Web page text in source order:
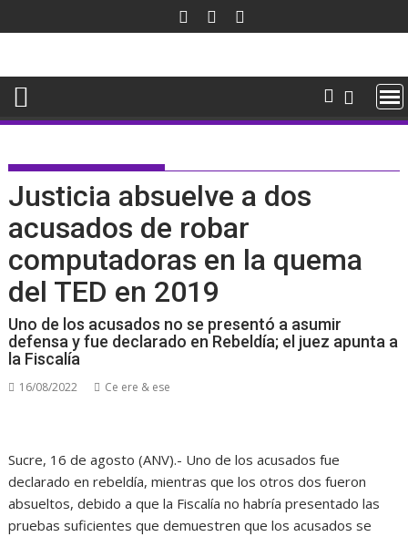
al
Justicia absuelve a dos
acusados de robar
computadoras en la quema
del TED en 2019
Uno de los acusados no se presentó a asumir
defensa y fue declarado en Rebeldía; el juez apunta a
la Fiscalía
16/08/2022 Ce ere & ese
Sucre, 16 de agosto (ANV).- Uno de los acusados fue
declarado en rebeldía, mientras que los otros dos fueron
absueltos, debido a que la Fiscalía no habría presentado las
pruebas suficientes que demuestren que los acusados se